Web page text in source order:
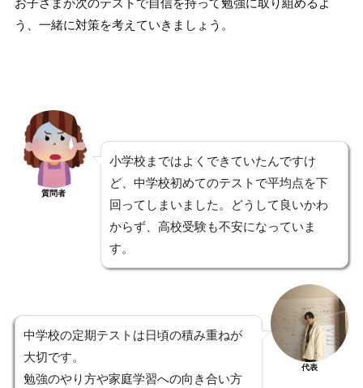
う、一緒に対策を考えていきましょう。
質問者
小学校まではよくできていたんですけ
ど、中学校初めてのテストで平均点を下
回ってしまいました。どうして良いかわ
からず、高校受験も不安になっていま
す。
中学校の定期テストは日頃の積み重ねが
大切です。
勉強のやり方や家庭学習への向き合い方
代表